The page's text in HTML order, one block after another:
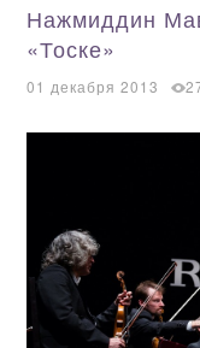
Нажмиддин
«Тоске»
01 декабря 2013